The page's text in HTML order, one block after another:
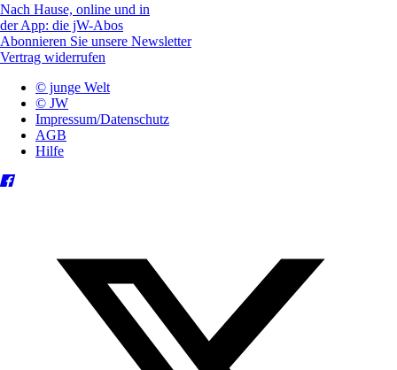
Nach Hause, online und in
der App: die jW-Abos
Abonnieren Sie unsere Newsletter
Vertrag widerrufen
© junge Welt
© JW
Impressum/Datenschutz
AGB
Hilfe